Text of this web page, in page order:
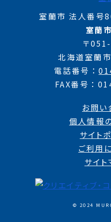
室蘭市 法人番
室蘭
〒
北海道室蘭
電話番号
FAX番号
お問い
個人情報
サイト
ご利用
サイト
© 2024